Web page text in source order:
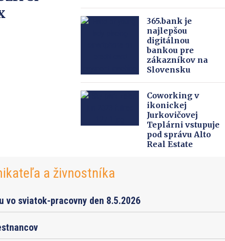
365.bank je
najlepšou
digitálnou
bankou pre
zákazníkov na
Slovensku
Coworking v
ikonickej
Jurkovičovej
Teplárni vstupuje
pod správu Alto
Real Estate
a živnostníka
vo sviatok-pracovny den 8.5.2026